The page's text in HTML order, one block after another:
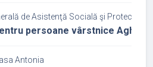
de Asistenţă Socială şi Protecţia
persoane vârstnice
Antonia